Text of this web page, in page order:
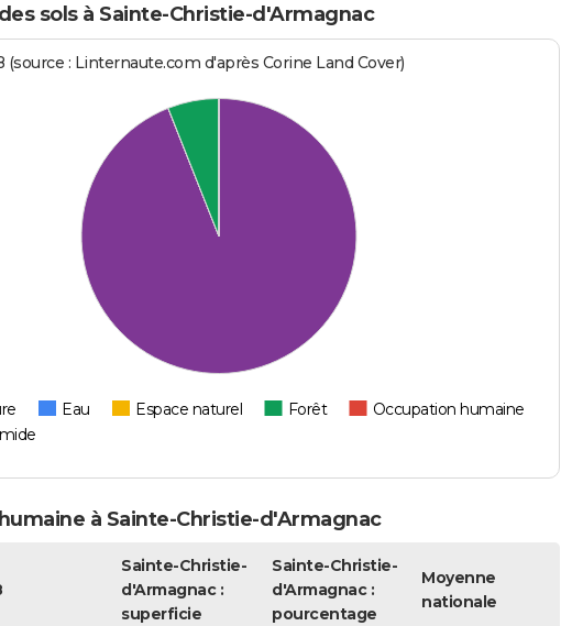
sols à Sainte-Christie-d'Armagnac
(source : Linternaute.com d'après Corine Land Cover)
Eau Espace naturel Forêt
Occupation humaine
à Sainte-Christie-d'Armagnac
Sainte-Christie-
d'Armagnac :
superficie
Sainte-Christie-
d'Armagnac :
pourcentage
Moyenne
nationale